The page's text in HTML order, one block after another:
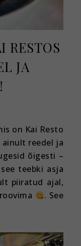
RESTOS
JA
ainult reedel ja
õigesti –
see teebki asja
piiratud ajal,
. See